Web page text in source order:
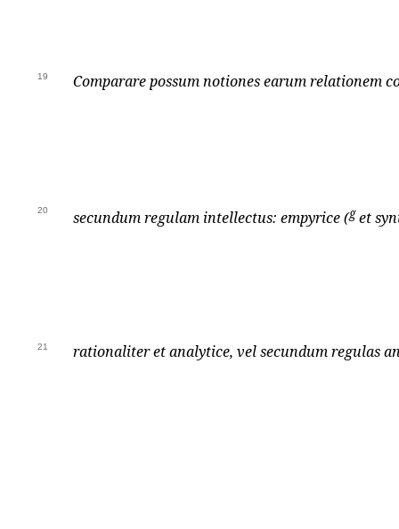
19 Comparare possum notiones earum relationem
20 secundum regulam intellectus: empyrice (get
21 rationaliter et analytice, vel secundum regulas